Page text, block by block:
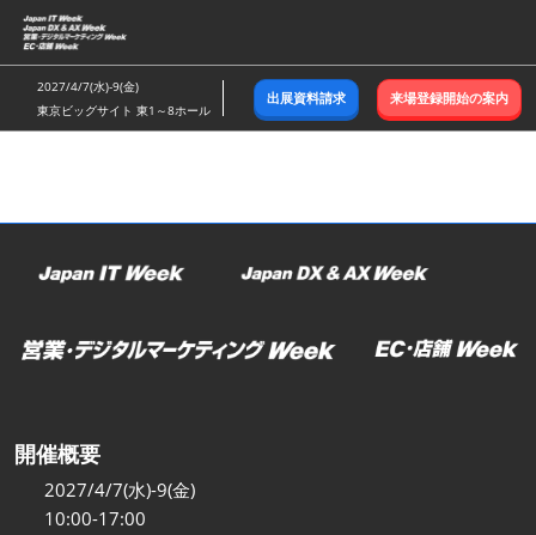
ス
キ
ッ
し
む
2027/4/7(水)-9(金)
東京ビッグサイト 東1～8ホール
出展資料請求 来場登録開始の案内
開催概要
2027/4/7(水)-9(金)
10:00-17:00